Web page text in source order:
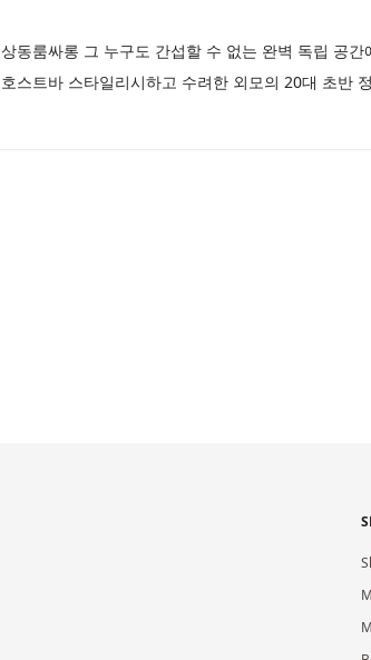
상동룸싸롱 그 누구도 간섭할 수 없는 완벽 독립 공
호스트바 스타일리시하고 수려한 외모의 20대 초반